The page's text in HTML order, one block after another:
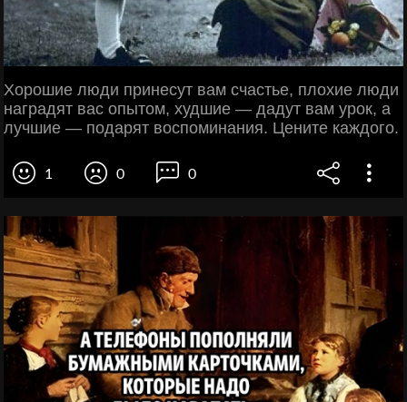
Хорошие люди принесут вам счастье, плохие люди
наградят вас опытом, худшие — дадут вам урок, а
лучшие — подарят воспоминания. Цените каждого.
1 0 0